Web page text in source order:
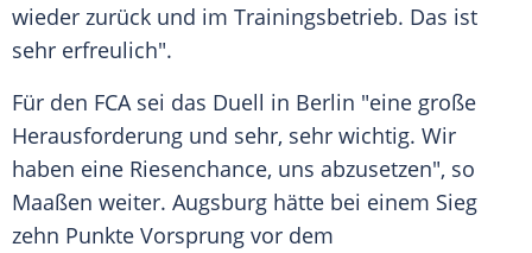
wieder zurück und im Trainingsbetrieb. Das ist
sehr erfreulich".
Für den FCA sei das Duell in Berlin "eine große
Herausforderung und sehr, sehr wichtig. Wir
haben eine Riesenchance, uns abzusetzen", so
Maaßen weiter. Augsburg hätte bei einem Sieg
zehn Punkte Vorsprung vor dem